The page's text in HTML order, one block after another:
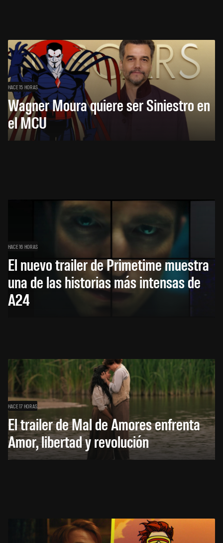
HACE 15 HORAS
Wagner Moura quiere ser Siniestro en
el MCU
HACE 16 HORAS
El nuevo trailer de Primetime muestra
una de las historias más intensas de
A24
HACE 17 HORAS
El trailer de Mal de Amores enfrenta
Amor, libertad y revolución